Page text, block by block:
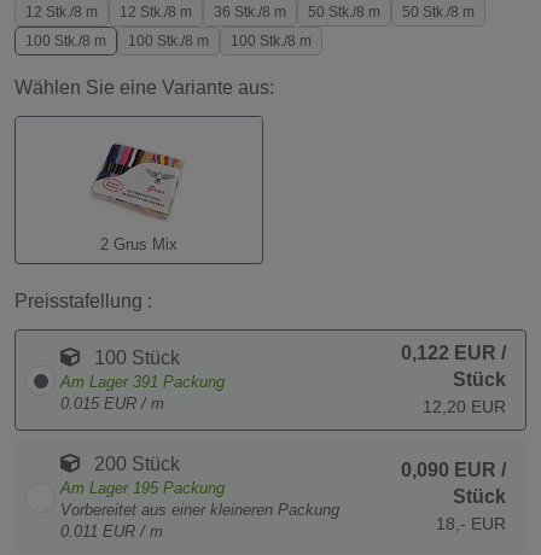
12 Stk./8 m 12 Stk./8 m 36 Stk./8 m 50 Stk./8 m
50 Stk./8 m
100 Stk./8 m
100 Stk./8 m 100 Stk./8 m
Wählen Sie eine Variante aus:
2 Grus Mix
Preisstafellung :
100 Stück
Am Lager 391 Packung
0.015 EUR / m
0,122 EUR /
Stück
12,20 EUR
200 Stück
Am Lager 195 Packung
Vorbereitet aus einer kleineren Packung
0.011 EUR / m
0,090 EUR /
Stück
18,- EUR